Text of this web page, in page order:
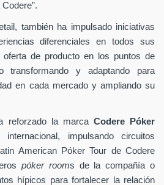
también ha impulsado iniciativas
diferenciales en todos sus
oferta de producto en los puntos de
y adaptando para
en cada mercado y ampliando su
reforzado la marca Codere Póker
impulsando circuitos
American Póker Tour de Codere
póker rooms de la compañía o
hípicos para fortalecer la relación